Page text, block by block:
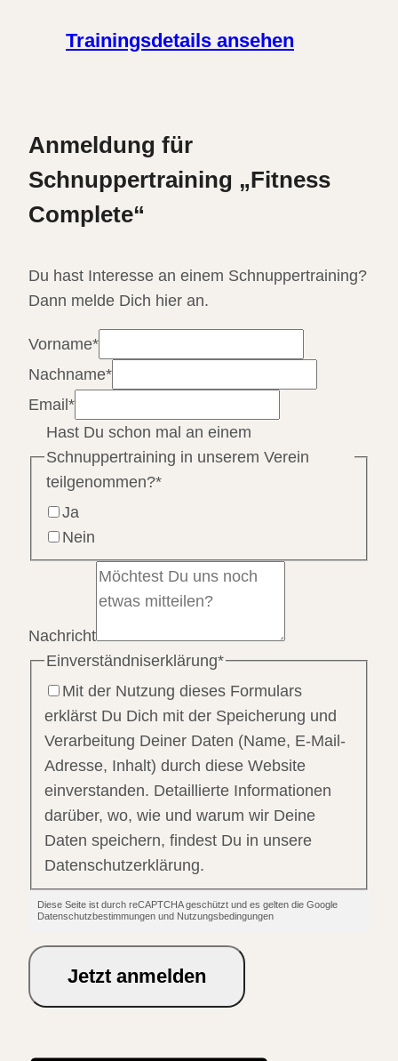
Trainingsdetails ansehen
Anmeldung für
Schnuppertraining „Fitness
Complete“
Du hast Interesse an einem Schnuppertraining?
Dann melde Dich hier an.
Vorname*
Nachname*
Email*
Hast Du schon mal an einem
Schnuppertraining in unserem Verein
teilgenommen?*
Ja
Nein
Nachricht
Einverständniserklärung*
Mit der Nutzung dieses Formulars
erklärst Du Dich mit der Speicherung und
Verarbeitung Deiner Daten (Name, E-Mail-
Adresse, Inhalt) durch diese Website
einverstanden. Detaillierte Informationen
darüber, wo, wie und warum wir Deine
Daten speichern, findest Du in unsere
Datenschutzerklärung.
Diese Seite ist durch reCAPTCHA geschützt und es gelten die Google
Datenschutzbestimmungen und Nutzungsbedingungen
Jetzt anmelden